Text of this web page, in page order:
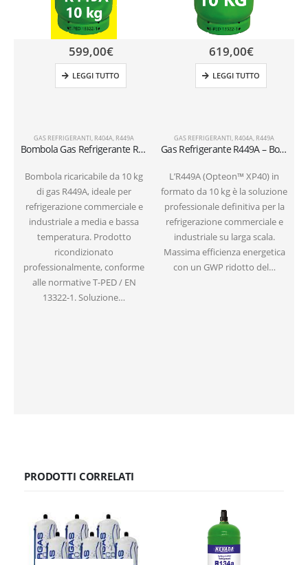
GAS REFRIGERANTI, R404A, R449A
Bombola Gas Refrigerante R449A – 10kg – Ricondizionata (T-PED) – Valvola 1/4″ SAE
Bombola ricaricabile da 10 kg
di gas R449A, ideale per
refrigerazione commerciale e
industriale a media e bassa
temperatura. Prodotto
ricondizionato
professionalmente, conforme
alle normative T-PED / EN
13322-1. Soluzione…
599,00€
LEGGI TUTTO
GAS REFRIGERANTI, R404A, R449A
Gas Refrigerante R449A – Bombola 10 kg valvola 1/4
L’R449A (Opteon™ XP40) in
formato da 10 kg è la soluzione
professionale definitiva per la
refrigerazione commerciale e
industriale su larga scala.
Massima efficienza energetica
con un GWP ridotto del…
619,00€
LEGGI TUTTO
PRODOTTI CORRELATI